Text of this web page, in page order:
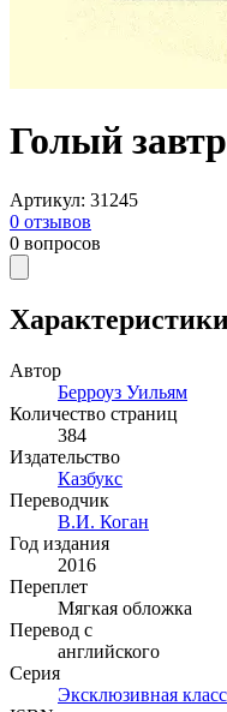
Голый
Артикул: 31245
0 отзывов
0 вопросов
Автор
Берроуз Уильям
Количество страниц
384
Издательство
Казбукс
Переводчик
В.И. Коган
Год издания
2016
Переплет
Мягкая обложка
Перевод с
английского
Серия
Эксклюзивная